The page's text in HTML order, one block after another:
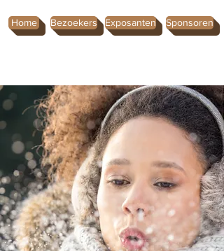
Home Bezoekers Exposanten Sponsoren